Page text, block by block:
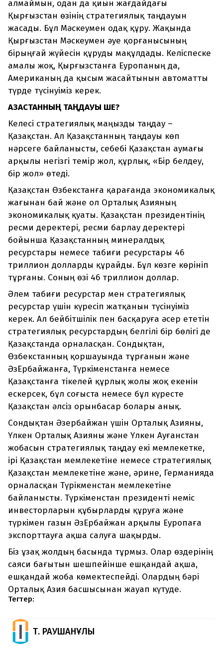
алмаймын, одан да қиын жағдайдағы
Қырғызстан өзінің стратегиялық таңдауын
жасады. Бұл Мәскеумен одақ құру. Жақында
Қырғызстан Мәскеумен әуе қорғанысының
бірыңғай жүйесін құруды мақұлдады. Келіспеске
амалы жоқ, Қырғызстанға Еуропаның да,
Американың да қысым жасайтынын автоматты
түрде түсінуіміз керек.
ҚАЗАҚСТАННЫҢ ТАҢДАУЫ ШЕ?
Келесі стратегиялық маңызды таңдау –
Қазақстан. Ал Қазақстанның таңдауы көп
нәрсеге байланысты, себебі Қазақстан аумағы
арқылы негізгі темір жол, құрлық, «Бір белдеу,
бір жол» өтеді.
Қазақстан Өзбекстанға қарағанда экономикалық
жағынан бай және ол Орталық Азияның
экономикалық қуаты. Қазақстан президентінің
ресми деректері, ресми барлау деректері
бойынша Қазақстанның минералдық
ресурстары немесе табиғи ресурстары 46
триллион долларды құрайды. Бұл көзге көрініп
тұрғаны. Соның өзі 46 триллион доллар.
Әлем табиғи ресурстар мен стратегиялық
ресурстар үшін күресіп жатқанын түсінуіміз
керек. Ал бейбітшілік пен басқаруға әсер ететін
стратегиялық ресурстардың белгілі бір бөлігі де
Қазақстанда орналасқан. Сондықтан,
Өзбекстанның қоршауында тұрғанын және
ӘзЕрбайжанға, Түркіменстанға немесе
Қазақстанға тікелей құрлық жолы жоқ екенін
ескерсек, бұл соғыста немесе бұл күресте
Қазақстан әлсіз орынбасар болары анық.
Сондықтан Әзербайжан үшін Орталық Азияны,
Үлкен Орталық Азияны және Үлкен Ауғанстан
жобасын стратегиялық таңдау екі мемлекетке,
ірі Қазақстан мемлекетіне немесе стратегиялық
Қазақстан мемлекетіне және, әрине, Германияда
орналасқан Түрікменстан мемлекетіне
байланысты. Түркіменстан президенті неміс
инвесторларын құбырларды құруға және
түркімен газын ӘзЕрбайжан арқылы Еуропаға
экспорттауға ақша салуға шақырды.
Біз ұзақ жолдың басында тұрмыз. Олар өздерінің
саяси бағытын шешпейінше ешқандай ақша,
ешқандай жоба көмектеспейді. Олардың бәрі
Орталық Азия басшысынан жауап күтуде.
Тегтер:
Т. РАУШАНҰЛЫ